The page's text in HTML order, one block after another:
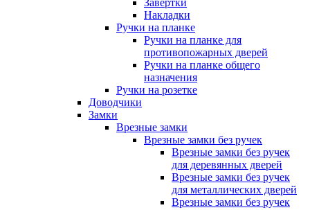
Завертки
Накладки
Ручки на планке
Ручки на планке для
противопожарных дверей
Ручки на планке общего
назначения
Ручки на розетке
Доводчики
Замки
Врезные замки
Врезные замки без ручек
Врезные замки без ручек
для деревянных дверей
Врезные замки без ручек
для металлических дверей
Врезные замки без ручек